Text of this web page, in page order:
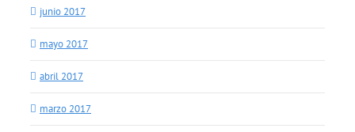
junio 2017
mayo 2017
abril 2017
marzo 2017